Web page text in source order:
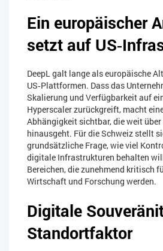
Ein europäischer
setzt auf
DeepL galt lange als europäische
US‑Plattformen. Dass das
Skalierung und Verfügbarkeit auf
Hyperscaler zurückgreift, macht
Abhängigkeit sichtbar, die weit
hinausgeht. Für die Schweiz stellt
grundsätzliche Frage, wie viel
digitale Infrastrukturen behalten
Bereichen, die zunehmend kritisch
Wirtschaft und Forschung werden.
Digitale
Standortfaktor